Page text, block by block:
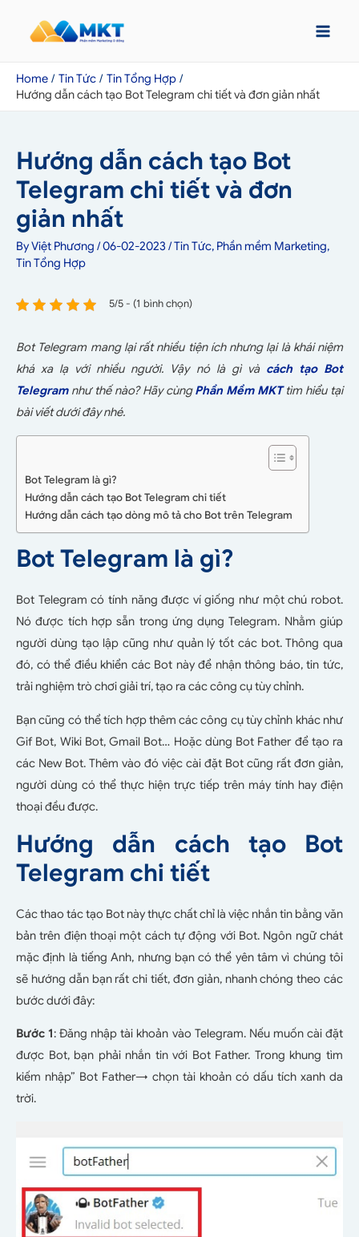
Home Tin Tức
Tin Tổng Hợp
Hướng dẫn cách tạo Bot Telegram chi tiết và đơn giản nhất
Hướng dẫn cách tạo Bot
Telegram chi tiết và đơn
giản nhất
ByViệt Phương /06-02-2023 /Tin Tức, Phần mềm Marketing,
Tin Tổng Hợp
5/5 - (1 bình chọn)
Bot Telegram mang lại rất nhiều tiện ích nhưng lại là khái niệm
khá xa lạ với nhiều người. Vậy nó là gì và cách tạo Bot
Telegramnhư thế nào? Hãy cùngPhần Mềm MKTtìm hiểu tại
bài viết dưới đây nhé.
Bot Telegram là gì?
Hướng dẫn cách tạo Bot Telegram chi tiết
Hướng dẫn cách tạo dòng mô tả cho Bot trên Telegram
Bot Telegram là gì?
Bot Telegram có tính năng được ví giống như một chú robot.
Nó được tích hợp sẵn trong ứng dụng Telegram. Nhằm giúp
người dùng tạo lập cũng như quản lý tốt các bot. Thông qua
đó, có thể điều khiển các Bot này để nhận thông báo, tin tức,
trải nghiệm trò chơi giải trí, tạo ra các công cụ tùy chỉnh.
Bạn cũng có thể tích hợp thêm các công cụ tùy chỉnh khác như
Gif Bot, Wiki Bot, Gmail Bot… Hoặc dùng Bot Father để tạo ra
các New Bot. Thêm vào đó việc cài đặt Bot cũng rất đơn giản,
người dùng có thể thực hiện trực tiếp trên máy tính hay điện
thoại đều được.
Hướng dẫn cách tạo Bot
Telegram chi tiết
Các thao tác tạo Bot này thực chất chỉ là việc nhắn tin bằng văn
bản trên điện thoại một cách tự động với Bot. Ngôn ngữ chát
mặc định là tiếng Anh, nhưng bạn có thể yên tâm vì chúng tôi
sẽ hướng dẫn bạn rất chi tiết, đơn giản, nhanh chóng theo các
bước dưới đây:
Bước 1: Đăng nhập tài khoản vào Telegram. Nếu muốn cài đặt
được Bot, bạn phải nhắn tin với Bot Father. Trong khung tìm
kiếm nhập” Bot Father→ chọn tài khoản có dấu tích xanh da
trời.